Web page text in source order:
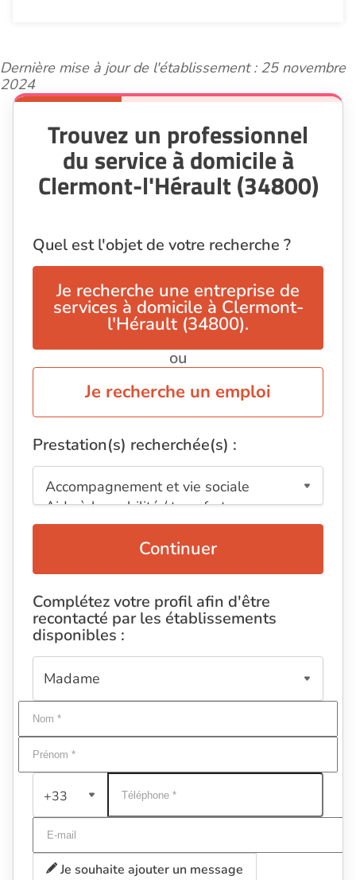
Dernière mise à jour de l'établissement : 25 novembre
2024
Trouvez un professionnel
du service à domicile à
Clermont-l'Hérault (34800)
Quel est l'objet de votre recherche ?
Je recherche une entreprise de
services à domicile à Clermont-
l'Hérault (34800).
ou
Je recherche un emploi
Prestation(s) recherchée(s) :
Continuer
Complétez votre profil afin d'être
recontacté par les établissements
disponibles :
+33
Je souhaite ajouter un message